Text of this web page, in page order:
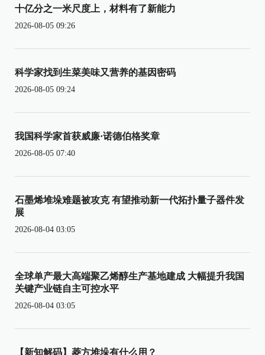
十亿分之一米尺度上，材料有了新能力
2026-08-05 09:26
科学家找到生菜美味又营养的基因密码
2026-08-05 09:24
我国科学家首获威廉·诺德伯格奖章
2026-08-05 07:40
石墨烯堆垛难题被攻克 有望推动新一代拓扑量子器件发
展
2026-08-04 03:05
全球单产最大高端聚乙烯醇生产基地建成 大幅提升我国
关键产业链自主可控水平
2026-08-04 03:05
【新知解码】菱方堆垛有什么用？